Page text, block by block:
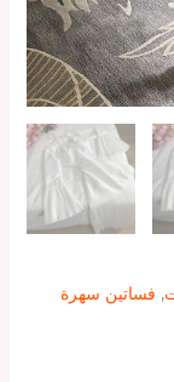
, فساتين سهرة